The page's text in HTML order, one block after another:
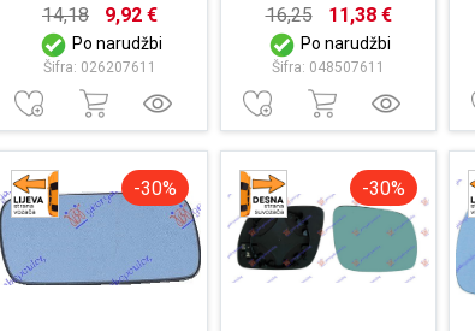
14,18 9,92 €
Po narudžbi
Šifra: 026207611
16,25 11,38 €
Po narudžbi
Šifra: 048507611
-30% -30%